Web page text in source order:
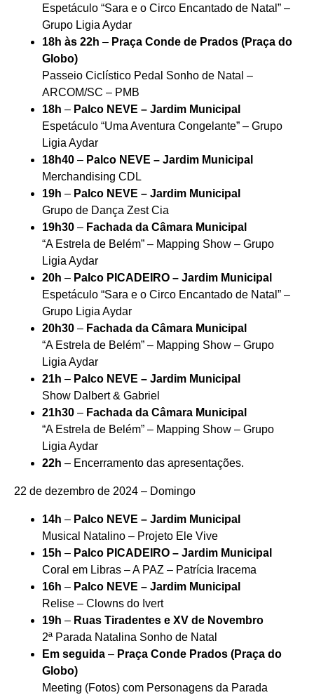
Espetáculo “Sara e o Circo Encantado de Natal” –
Grupo Ligia Aydar
18h às 22h – Praça Conde de Prados (Praça do
Globo)
Passeio Ciclístico Pedal Sonho de Natal –
ARCOM/SC – PMB
18h – Palco NEVE – Jardim Municipal
Espetáculo “Uma Aventura Congelante” – Grupo
Ligia Aydar
18h40 – Palco NEVE – Jardim Municipal
Merchandising CDL
19h – Palco NEVE – Jardim Municipal
Grupo de Dança Zest Cia
19h30 – Fachada da Câmara Municipal
“A Estrela de Belém” – Mapping Show – Grupo
Ligia Aydar
20h – Palco PICADEIRO – Jardim Municipal
Espetáculo “Sara e o Circo Encantado de Natal” –
Grupo Ligia Aydar
20h30 – Fachada da Câmara Municipal
“A Estrela de Belém” – Mapping Show – Grupo
Ligia Aydar
21h – Palco NEVE – Jardim Municipal
Show Dalbert & Gabriel
21h30 – Fachada da Câmara Municipal
“A Estrela de Belém” – Mapping Show – Grupo
Ligia Aydar
22h – Encerramento das apresentações.
22 de dezembro de 2024 – Domingo
14h – Palco NEVE – Jardim Municipal
Musical Natalino – Projeto Ele Vive
15h – Palco PICADEIRO – Jardim Municipal
Coral em Libras – A PAZ – Patrícia Iracema
16h – Palco NEVE – Jardim Municipal
Relise – Clowns do Ivert
19h – Ruas Tiradentes e XV de Novembro
2ª Parada Natalina Sonho de Natal
Em seguida – Praça Conde Prados (Praça do
Globo)
Meeting (Fotos) com Personagens da Parada